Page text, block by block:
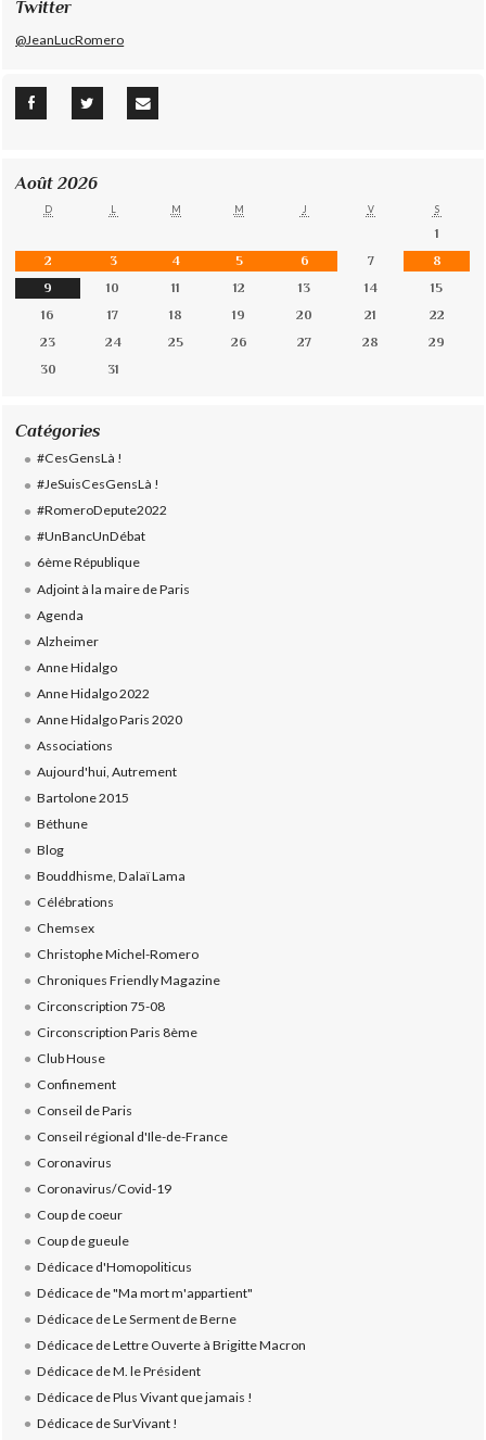
Twitter
@JeanLucRomero
Août 2026
D L M M J V S
1
2
3 4 5 6 7
8
9
10 11 12 13 14
15
16
17 18 19 20 21
22
23
24 25 26 27 28
29
30
31
Catégories
#CesGensLà !
#JeSuisCesGensLà !
#RomeroDepute2022
#UnBancUnDébat
6ème République
Adjoint à la maire de Paris
Agenda
Alzheimer
Anne Hidalgo
Anne Hidalgo 2022
Anne Hidalgo Paris 2020
Associations
Aujourd'hui, Autrement
Bartolone 2015
Béthune
Blog
Bouddhisme, Dalaï Lama
Célébrations
Chemsex
Christophe Michel-Romero
Chroniques Friendly Magazine
Circonscription 75-08
Circonscription Paris 8ème
Club House
Confinement
Conseil de Paris
Conseil régional d'Ile-de-France
Coronavirus
Coronavirus/Covid-19
Coup de coeur
Coup de gueule
Dédicace d'Homopoliticus
Dédicace de "Ma mort m'appartient"
Dédicace de Le Serment de Berne
Dédicace de Lettre Ouverte à Brigitte Macron
Dédicace de M. le Président
Dédicace de Plus Vivant que jamais !
Dédicace de SurVivant !